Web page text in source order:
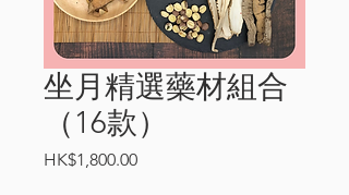
坐月精選藥材組合
（16款）
HK$1,800.00價